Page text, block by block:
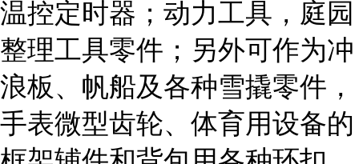
温控定时器；动力工具，庭园
整理工具零件；另外可作为冲
浪板、帆船及各种雪撬零件，
手表微型齿轮、体育用设备的